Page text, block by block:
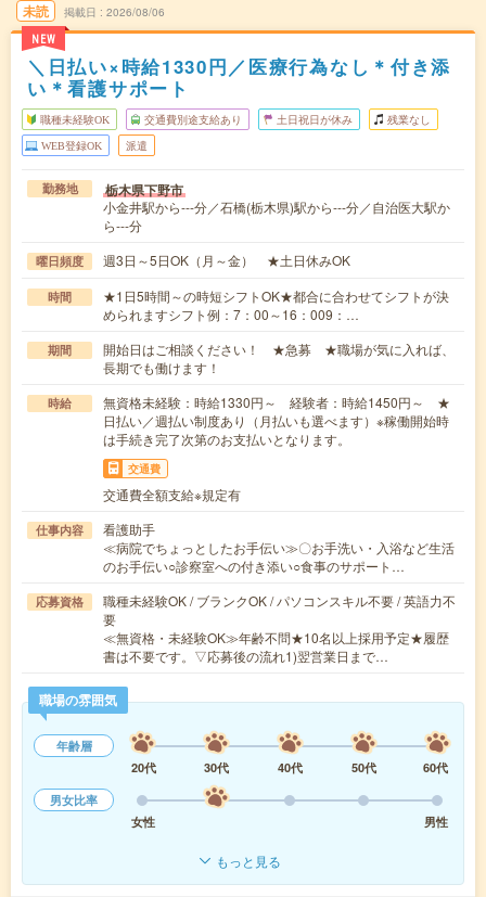
未読
NEW
掲載日 2026/08/06
＼日払い×時給1330円／医療行為なし＊付き添
い＊看護サポート
職種未経験OK 交通費別途支給あり 土日祝日が休み 残業なし
WEB登録OK 派遣
勤務地 栃木県下野市
小金井駅から---分／石橋(栃木県)駅から---分／自治医大駅か
ら---分
曜日頻度 週3日～5日OK（月～金） ★土日休みOK
時間
★1日5時間～の時短シフトOK★都合に合わせてシフトが決
められますシフト例：7：00～16：009：…
期間
開始日はご相談ください！ ★急募 ★職場が気に入れば、
長期でも働けます！
時給
無資格未経験：時給1330円～ 経験者：時給1450円～ ★
日払い／週払い制度あり（月払いも選べます）※稼働開始時
は手続き完了次第のお支払いとなります。
交通費
交通費全額支給※規定有
仕事内容
看護助手
≪病院でちょっとしたお手伝い≫〇お手洗い・入浴など生活
のお手伝い○診察室への付き添い○食事のサポート…
応募資格
職種未経験OK / ブランクOK / パソコンスキル不要 / 英語力不
要
≪無資格・未経験OK≫年齢不問★10名以上採用予定★履歴
書は不要です。▽応募後の流れ1)翌営業日まで…
職場の雰囲気
年齢層
20代
30代 40代 50代
60代
男女比率
女性
男性
もっと見る